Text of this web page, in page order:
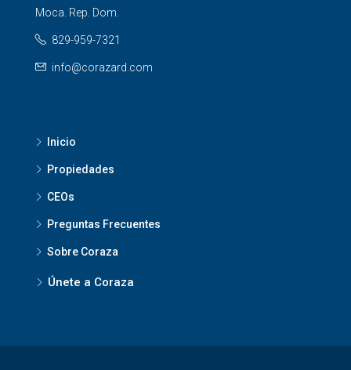
Moca. Rep. Dom.
829-959-7321
info@corazard.com
Inicio
Propiedades
CEOs
Preguntas Frecuentes
Sobre Coraza
Únete a Coraza